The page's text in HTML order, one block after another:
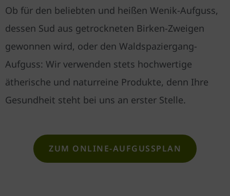
Ob für den beliebten und heißen Wenik-Aufguss,
dessen Sud aus getrockneten Birken-Zweigen
gewonnen wird, oder den Waldspaziergang-
Aufguss: Wir verwenden stets hochwertige
ätherische und naturreine Produkte, denn Ihre
Gesundheit steht bei uns an erster Stelle.
ZUM ONLINE-AUFGUSSPLAN